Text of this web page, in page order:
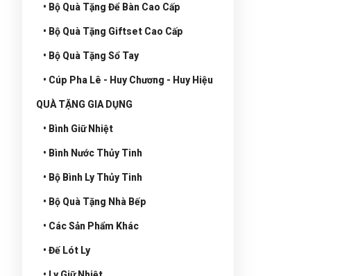
• Bộ Quà Tặng Để Bàn Cao Cấp
• Bộ Quà Tặng Giftset Cao Cấp
• Bộ Quà Tặng Sổ Tay
• Cúp Pha Lê - Huy Chương - Huy Hiệu
QUÀ TẶNG GIA DỤNG
• Bình Giữ Nhiệt
• Bình Nước Thủy Tinh
• Bộ Bình Ly Thủy Tinh
• Bộ Quà Tặng Nhà Bếp
• Các Sản Phẩm Khác
• Đế Lót Ly